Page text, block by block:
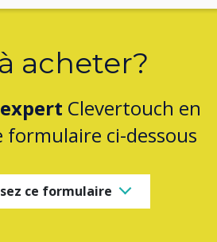
acheter?
expert Clevertouch en
ci-dessous
ce formulaire